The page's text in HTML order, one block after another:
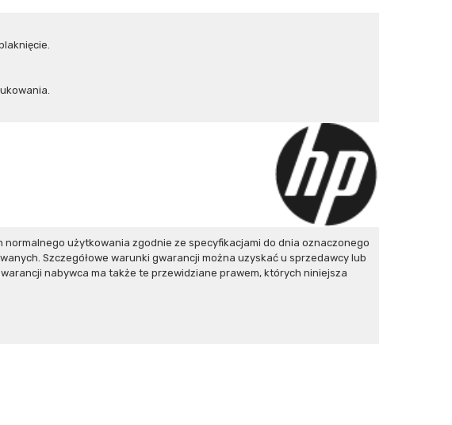
użytkowania zgodnie ze specyfikacjami do dnia oznaczonego
Szczegółowe warunki gwarancji można uzyskać u sprzedawcy lub
nabywca ma także te przewidziane prawem, których niniejsza